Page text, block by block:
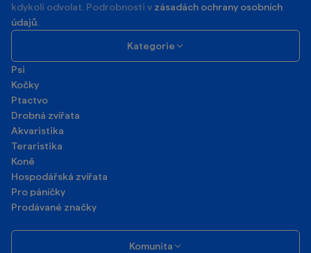
kdykoli odvolat. Podrobnosti v zásadách ochrany osobních
údajů.
Kategorie
Psi
Kočky
Ptactvo
Drobná zvířata
Akvaristika
Teraristika
Koně
Hospodářská zvířata
Pro páníčky
Prodávané značky
Komunita